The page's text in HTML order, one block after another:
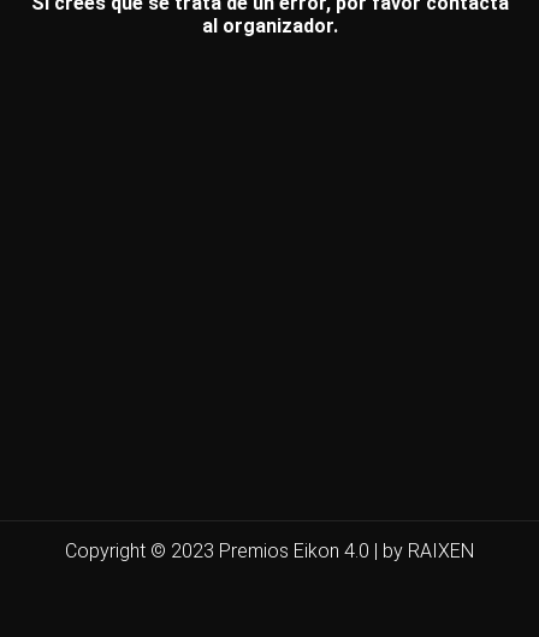
al organizador.
Copyright © 2023 Premios Eikon 4.0 | by RAIXEN